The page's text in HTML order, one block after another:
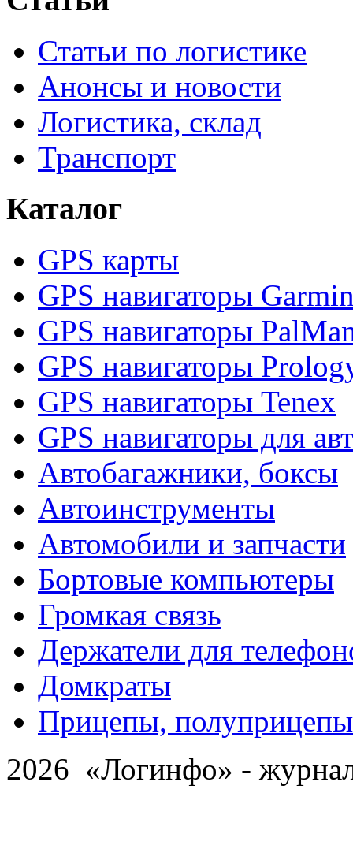
Статьи по логистике
Анонсы и новости
Логистика, склад
Транспорт
Каталог
GPS карты
GPS навигаторы
GPS навигаторы
GPS навигаторы
GPS навигаторы Tenex
GPS навигаторы для
Автобагажники, боксы
Автоинструменты
Автомобили и запчасти
Бортовые компьютеры
Громкая связь
Держатели для
Домкраты
Прицепы, полуприцепы
2026 «Логинфо» -